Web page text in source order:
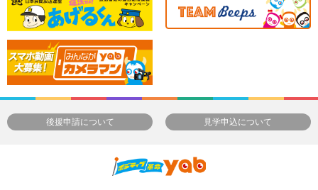
後援申請について 見学申込について